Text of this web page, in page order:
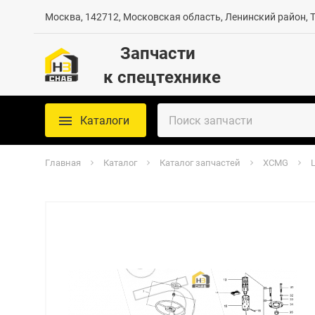
Москва, 142712, Московская область, Ленинский район,
Запчасти
к спецтехнике
Каталоги
Главная Каталог Каталог запчастей XCMG